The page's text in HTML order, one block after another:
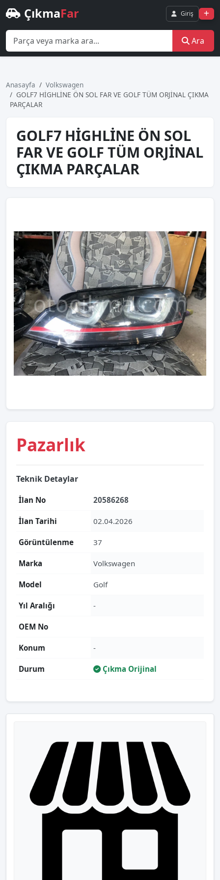
ÇıkmaFar Giriş
Ara
Anasayfa
Volkswagen
GOLF7 HİGHLİNE ÖN SOL FAR VE GOLF TÜM ORJİNAL ÇIKMA
PARÇALAR
GOLF7 HİGHLİNE ÖN SOL
FAR VE GOLF TÜM ORJİNAL
ÇIKMA PARÇALAR
Pazarlık
Teknik Detaylar
İlan No 20586268
İlan Tarihi 02.04.2026
Görüntülenme 37
Marka Volkswagen
Model Golf
Yıl Aralığı -
OEM No
Konum -
Durum Çıkma Orijinal